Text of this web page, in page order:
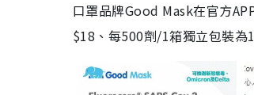
口罩品牌Good Mask在官方
$18、每500劑/1箱獨立包裝為